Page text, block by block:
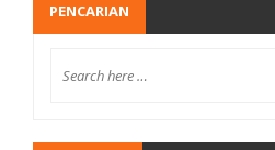
PENCARIAN